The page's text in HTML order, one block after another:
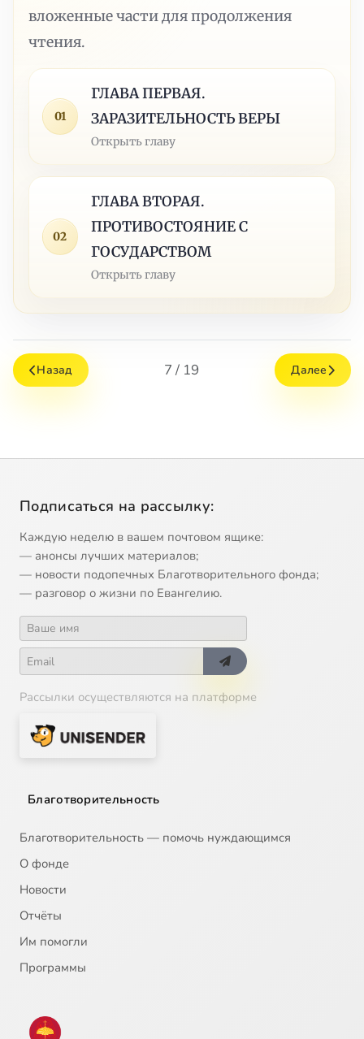
вложенные части для продолжения
чтения.
01
ГЛАВА ПЕРВАЯ.
ЗАРАЗИТЕЛЬНОСТЬ ВЕРЫ
Открыть главу
02
ГЛАВА ВТОРАЯ.
ПРОТИВОСТОЯНИЕ С
ГОСУДАРСТВОМ
Открыть главу
Назад 7 / 19 Далее
Подписаться на рассылку:
Каждую неделю в вашем почтовом ящике:
— анонсы лучших материалов;
— новости подопечных Благотворительного фонда;
— разговор о жизни по Евангелию.
Рассылки осуществляются на платформе
Благотворительность
Благотворительность — помочь нуждающимся
О фонде
Новости
Отчёты
Им помогли
Программы